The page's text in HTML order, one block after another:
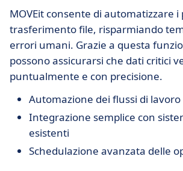
MOVEit consente di automatizzare i
trasferimento file, risparmiando
errori umani. Grazie a questa
possono assicurarsi che dati critici
puntualmente e con precisione.
Automazione dei flussi di lavoro
Integrazione semplice con
esistenti
Schedulazione avanzata delle